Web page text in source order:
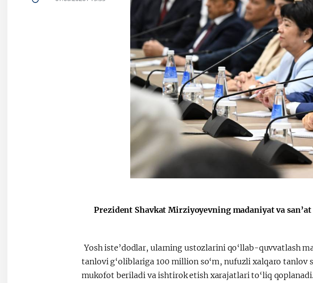
Prezident Shavkat Mirziyoyevning madaniyat va
Yosh iste’dodlar, ularning ustozlarini qo‘llab-quvvatlash
tanlovi g‘oliblariga 100 million so‘m, nufuzli xalqaro tanlov
mukofot beriladi va ishtirok etish xarajatlari to‘liq